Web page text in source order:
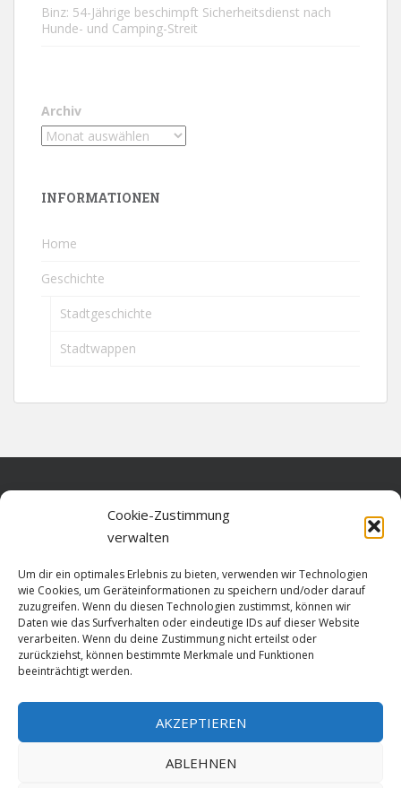
Cookie-Zustimmung
verwalten
Um dir ein optimales Erlebnis zu bieten, verwenden wir Technologien
wie Cookies, um Geräteinformationen zu speichern und/oder darauf
zuzugreifen. Wenn du diesen Technologien zustimmst, können wir
Daten wie das Surfverhalten oder eindeutige IDs auf dieser Website
verarbeiten. Wenn du deine Zustimmung nicht erteilst oder
zurückziehst, können bestimmte Merkmale und Funktionen
beeinträchtigt werden.
AKZEPTIEREN
ABLEHNEN
Binz: 54-Jährige beschimpft Sicherheitsdienst nach
Hunde- und Camping-Streit
Archiv
INFORMATIONEN
Home
Geschichte
Stadtgeschichte
Stadtwappen
Datenschutz
Cookie-Richtlinie (EU)
Impressum
HOME